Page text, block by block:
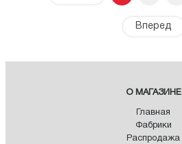
Вперед
О МАГАЗИНЕ
Главная
Фабрики
Распродажа